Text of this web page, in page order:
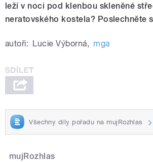
leží v noci pod klenbou skleněné
neratovského kostela? Poslechněte
autoři: Lucie Výborná, mga
Všechny díly pořadu na mujRozhlas
mujRozhlas